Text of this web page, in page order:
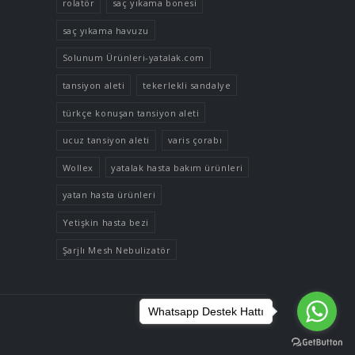
rolatör saç yıkama bonesi
saç yıkama havuzu
Solunum Ürünleri-yatalak.com
tansiyon aleti tekerlekli sandalye
türkçe konuşan tansiyon aleti
ucuz tansiyon aleti varis çorabı
Wollex yatalak hasta bakım ürünleri
yatan hasta ürünleri
Yetişkin hasta bezi
Şarjlı Mesh Nebulizatör
Whatsapp Destek Hattı